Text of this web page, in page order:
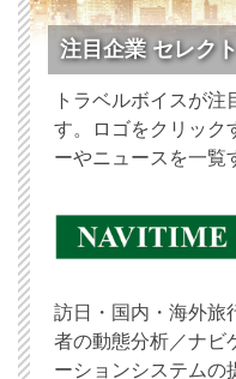
注目企業 セレクト
トラベルボイスが
す。ロゴをクリック
ーやニュースを一覧
訪日・国内・海外旅
者の動態分析／ナビ
ーションシステムの